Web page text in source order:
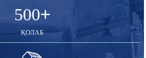
500+
ҚОЛАБ